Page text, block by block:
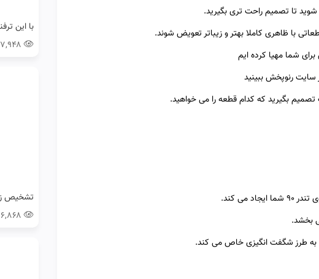
شوید تا تصمیم راحت تری بگیرید.
سایت رنوپخش ببینید
تصمیم بگیرید که کدام قطعه را می خواهید.
بخشد.
را به طرز شگفت انگیزی خاص می کند.
۷,۹۴۸ بازدید
۶,۸۶۸ بازدید